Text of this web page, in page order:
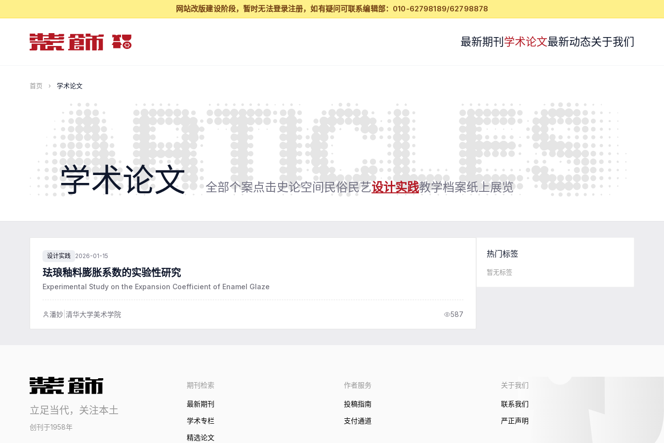
网站改版建设阶段，暂时无法登录注册，如有疑问可联系编辑部：010-62798189/62798878
最新期刊 学术论文最新动态关于我们
首页 › 学术论文
学术论文 全部个案点击史论空间民俗民艺设计实践教学档案纸上展览
设计实践 2026-01-15
珐琅釉料膨胀系数的实验性研究
Experimental Study on the Expansion Coefficient of Enamel Glaze
潘妙 清华大学美术学院 587
热门标签
暂无标签
立足当代，关注本土
创刊于1958年
期刊检索
最新期刊
学术专栏
精选论文
作者服务
投稿指南
支付通道
关于我们
联系我们
严正声明